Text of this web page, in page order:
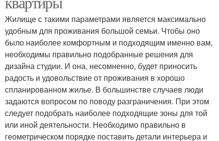
Жилище с такими параметрами является максимально
удобным для проживания большой семьи. Чтобы оно
было наиболее комфортным и подходящим именно вам,
необходимы правильно подобранные решения для
дизайна студии. И она, несомненно, будет приносить
радость и удовольствие от проживания в хорошо
спланированном жилье. В большинстве случаев люди
задаются вопросом по поводу разграничения. При этом
следует подобрать наиболее подходящие зоны для той
или иной деятельности. Необходимо правильно в
геометрическом порядке поставить детали интерьера и